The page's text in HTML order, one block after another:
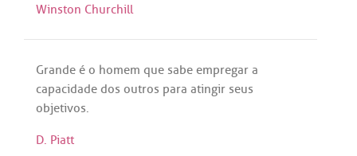
Winston Churchill
Grande é o homem que sabe empregar a
capacidade dos outros para atingir seus
objetivos.
D. Piatt